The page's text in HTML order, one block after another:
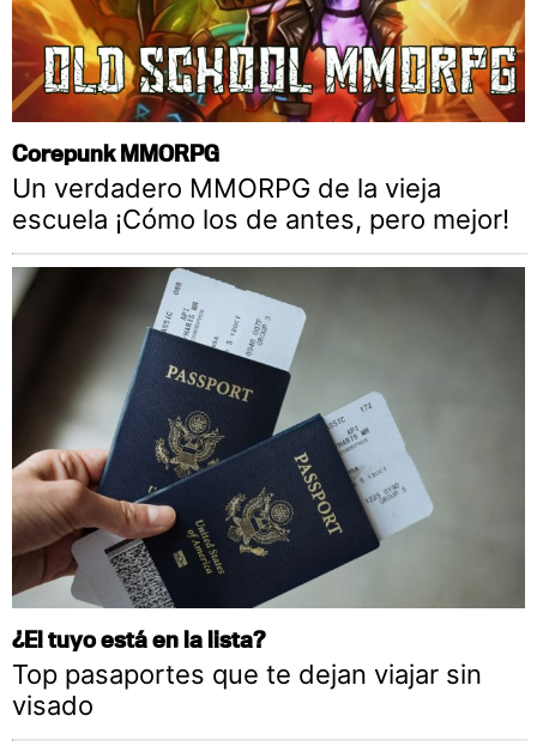
Corepunk MMORPG
Un verdadero MMORPG de la vieja
escuela ¡Cómo los de antes, pero mejor!
¿El tuyo está en la lista?
Top pasaportes que te dejan viajar sin
visado